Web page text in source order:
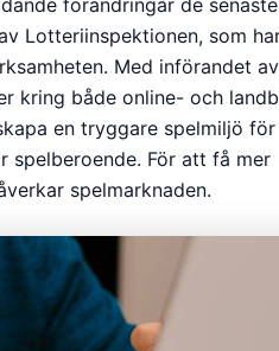
förändringar de
Lotteriinspektionen, som
Med införandet
kring både online- och
en tryggare spelmiljö för
spelberoende. För att få mer
spelmarknaden.